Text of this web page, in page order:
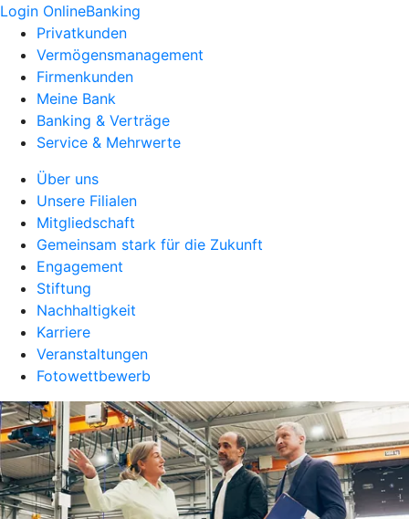
Login OnlineBanking
Privatkunden
Vermögensmanagement
Firmenkunden
Meine Bank
Banking & Verträge
Service & Mehrwerte
Über uns
Unsere Filialen
Mitgliedschaft
Gemeinsam stark für die Zukunft
Engagement
Stiftung
Nachhaltigkeit
Karriere
Veranstaltungen
Fotowettbewerb